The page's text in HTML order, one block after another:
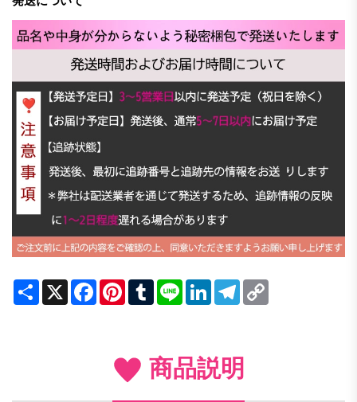
Share X FacebookPinterestTumblrLine LinkedInTelegram
商品説明